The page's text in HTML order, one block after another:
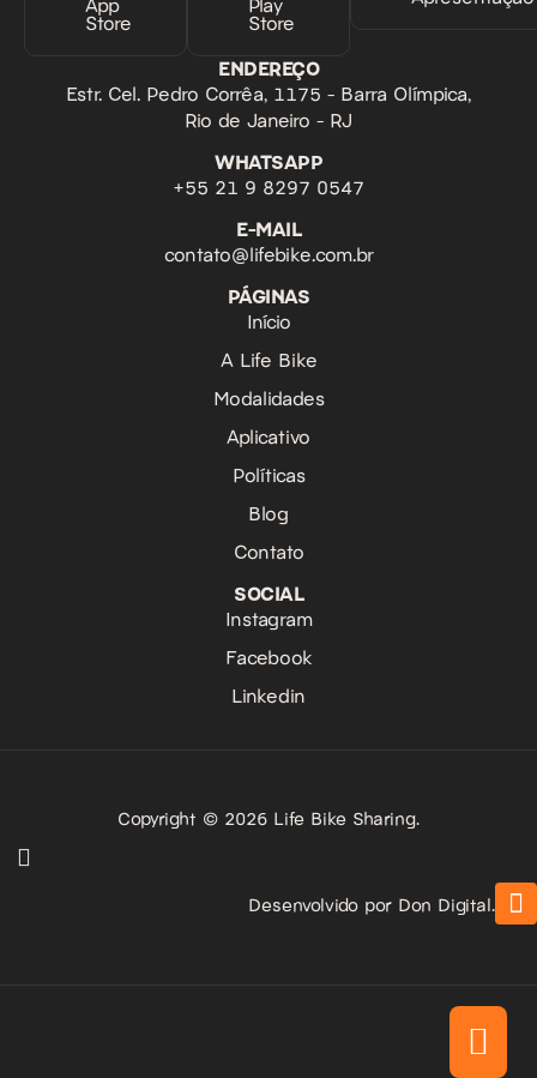
Store Store
ENDEREÇO
Estr. Cel. Pedro Corrêa, 1175 - Barra Olímpica,
Rio de Janeiro - RJ
WHATSAPP
‪+55 21 9 8297 0547‬
E-MAIL
contato@lifebike.com.br
PÁGINAS
Início
A Life Bike
Modalidades
Aplicativo
Políticas
Blog
Contato
SOCIAL
Instagram
Facebook
Linkedin
Copyright © 2026 Life Bike Sharing.
Desenvolvido por Don Digital.